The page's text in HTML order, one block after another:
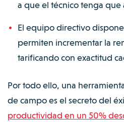
a que el técnico tenga
El equipo directivo
permiten incrementar la
tarificando con exactitud
Por todo ello, una
de campo es el secreto del
productividad en un 50%